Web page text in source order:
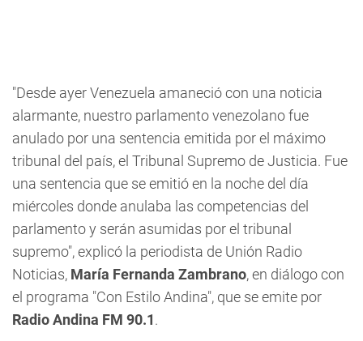
"Desde ayer Venezuela amaneció con una noticia
alarmante, nuestro parlamento venezolano fue
anulado por una sentencia emitida por el máximo
tribunal del país, el Tribunal Supremo de Justicia. Fue
una sentencia que se emitió en la noche del día
miércoles donde anulaba las competencias del
parlamento y serán asumidas por el tribunal
supremo", explicó la periodista de Unión Radio
Noticias, María Fernanda Zambrano, en diálogo con
el programa "Con Estilo Andina", que se emite por
Radio Andina FM 90.1.